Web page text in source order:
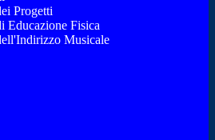
Progetti
Educazione Fisica
Musicale